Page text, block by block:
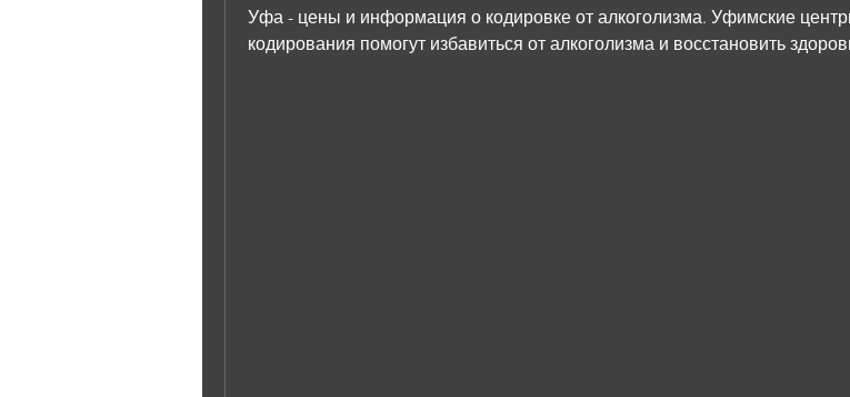
Уфа - цены и информация о кодировке от алкоголизма. Уфимские
кодирования помогут избавиться от алкоголизма и восстановить